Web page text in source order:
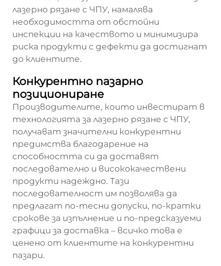
лазерно рязане с ЧПУ, намалява
необходимостта от обстойни
инспекции на качеството и минимизира
риска продукти с дефекти да достигнат
до клиентите.
Конкурентно пазарно
позициониране
Производителите, които инвестират в
технологията за лазерно рязане с ЧПУ,
получават значителни конкурентни
предимства благодарение на
способността си да доставят
последователно и висококачествени
продукти надеждно. Тази
последователност им позволява да
предлагат по-тесни допуски, по-кратки
срокове за изпълнение и по-предсказуеми
графици за доставка – всичко това е
ценено от клиентите на конкурентни
пазари.